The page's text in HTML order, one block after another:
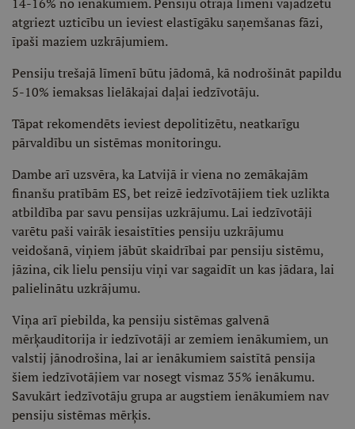
atgriezt uzticību un ieviest elastīgāku saņemšanas fāzi,
īpaši maziem uzkrājumiem.
Pensiju trešajā līmenī būtu jādomā, kā nodrošināt papildu
5-10% iemaksas lielākajai daļai iedzīvotāju.
Tāpat rekomendēts ieviest depolitizētu, neatkarīgu
pārvaldību un sistēmas monitoringu.
Dambe arī uzsvēra, ka Latvijā ir viena no zemākajām
finanšu pratībām ES, bet reizē iedzīvotājiem tiek uzlikta
atbildība par savu pensijas uzkrājumu. Lai iedzīvotāji
varētu paši vairāk iesaistīties pensiju uzkrājumu
veidošanā, viņiem jābūt skaidrībai par pensiju sistēmu,
jāzina, cik lielu pensiju viņi var sagaidīt un kas jādara, lai
palielinātu uzkrājumu.
Viņa arī piebilda, ka pensiju sistēmas galvenā
mērķauditorija ir iedzīvotāji ar zemiem ienākumiem, un
valstij jānodrošina, lai ar ienākumiem saistītā pensija
šiem iedzīvotājiem var nosegt vismaz 35% ienākumu.
Savukārt iedzīvotāju grupa ar augstiem ienākumiem nav
pensiju sistēmas mērķis.